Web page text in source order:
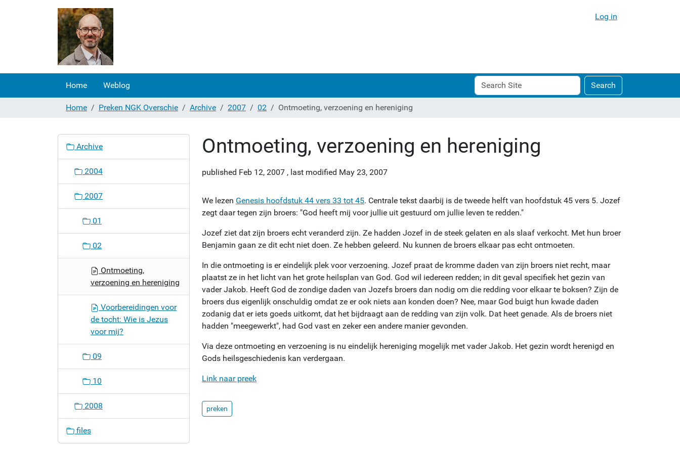
Log in
Home Weblog
Search
Site
Search
Advanced
Search…
Home
Preken NGK Overschie Archive 2007 02 Ontmoeting, verzoening en hereniging
Ontmoeting, verzoening en hereniging
published Feb 12, 2007 , last modified May 23, 2007
We lezen Genesis hoofdstuk 44 vers 33 tot 45. Centrale tekst daarbij is de tweede helft van hoofdstuk 45 vers 5. Jozef
zegt daar tegen zijn broers: "God heeft mij voor jullie uit gestuurd om jullie leven te redden."
Jozef ziet dat zijn broers echt veranderd zijn. Ze hadden Jozef in de steek gelaten en als slaaf verkocht. Met hun broer
Benjamin gaan ze dit echt niet doen. Ze hebben geleerd. Nu kunnen de broers elkaar pas echt ontmoeten.
In die ontmoeting is er eindelijk plek voor verzoening. Jozef praat de kromme daden van zijn broers niet recht, maar
plaatst ze in het licht van het grote heilsplan van God. God wil iedereen redden; in dit geval specifiek het gezin van
vader Jakob. Heeft God de zondige daden van Jozefs broers dan nodig om die redding voor elkaar te boksen? Zijn de
broers dus eigenlijk onschuldig omdat ze er ook niets aan konden doen? Nee, maar God buigt hun kwade daden
zodanig dat er iets goeds uitkomt, dat het bijdraagt aan de redding van zijn volk. Dat heet genade. Als de broers niet
hadden "meegewerkt", had God vast en zeker een andere manier gevonden.
Via deze ontmoeting en verzoening is nu eindelijk hereniging mogelijk met vader Jakob. Het gezin wordt herenigd en
Gods heilsgeschiedenis kan verdergaan.
Link naar preek
preken
o
Archive
2004
2007
01
02
Ontmoeting,
verzoening en hereniging
Voorbereidingen voor
de tocht: Wie is Jezus
voor mij?
09
10
2008
files